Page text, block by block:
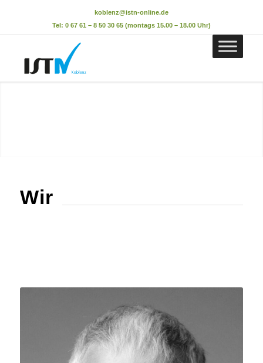
koblenz@istn-online.de
Tel: 0 67 61 – 8 50 30 65 (montags 15.00 – 18.00 Uhr)
Wir